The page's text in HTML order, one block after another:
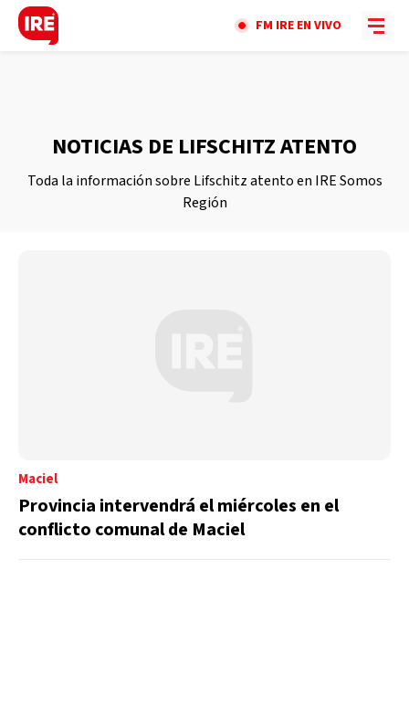
FM IRE EN VIVO
NOTICIAS DE LIFSCHITZ ATENTO
Toda la información sobre Lifschitz atento en IRE Somos
Región
Maciel
Provincia intervendrá el miércoles en el
conflicto comunal de Maciel